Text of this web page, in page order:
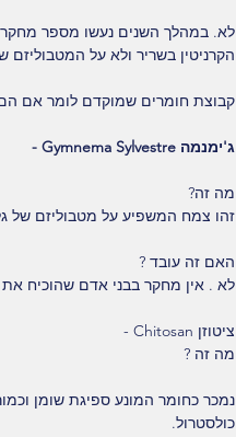
לא. במהלך השנים נעשו מספר
הקרניטין בשריר ולא על
קבוצת חומרים שמוקדם לומר אם
ג'ימנמה Gymnema Sylvestre -
מה זה?
זהו צמח המשפיע על מטבוליזם של
האם זה עובד ?
לא . אין מחקר בבני אדם שהוכיח את
ציטוזן Chitosan -
מה זה ?
נמכר כחומר המונע ספיגת שומן
כולסטרול.